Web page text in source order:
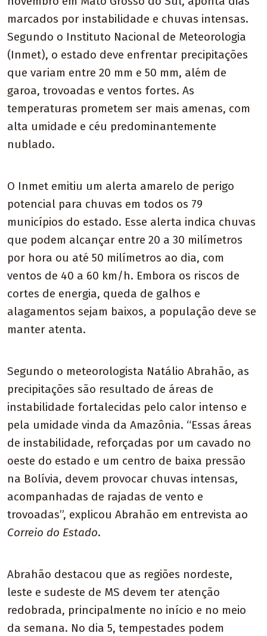
marcados por instabilidade e chuvas intensas.
Segundo o Instituto Nacional de Meteorologia
(Inmet), o estado deve enfrentar precipitações
que variam entre 20 mm e 50 mm, além de
garoa, trovoadas e ventos fortes. As
temperaturas prometem ser mais amenas, com
alta umidade e céu predominantemente
nublado.
O Inmet emitiu um alerta amarelo de perigo
potencial para chuvas em todos os 79
municípios do estado. Esse alerta indica chuvas
que podem alcançar entre 20 a 30 milímetros
por hora ou até 50 milímetros ao dia, com
ventos de 40 a 60 km/h. Embora os riscos de
cortes de energia, queda de galhos e
alagamentos sejam baixos, a população deve se
manter atenta.
Segundo o meteorologista Natálio Abrahão, as
precipitações são resultado de áreas de
instabilidade fortalecidas pelo calor intenso e
pela umidade vinda da Amazônia. “Essas áreas
de instabilidade, reforçadas por um cavado no
oeste do estado e um centro de baixa pressão
na Bolívia, devem provocar chuvas intensas,
acompanhadas de rajadas de vento e
trovoadas”, explicou Abrahão em entrevista ao
Correio do Estado.
Abrahão destacou que as regiões nordeste,
leste e sudeste de MS devem ter atenção
redobrada, principalmente no início e no meio
da semana. No dia 5, tempestades podem